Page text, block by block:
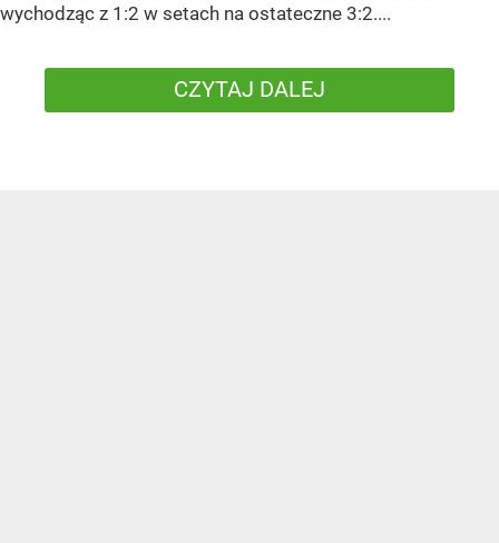
wychodząc z 1:2 w setach na ostateczne 3:2....
CZYTAJ DALEJ